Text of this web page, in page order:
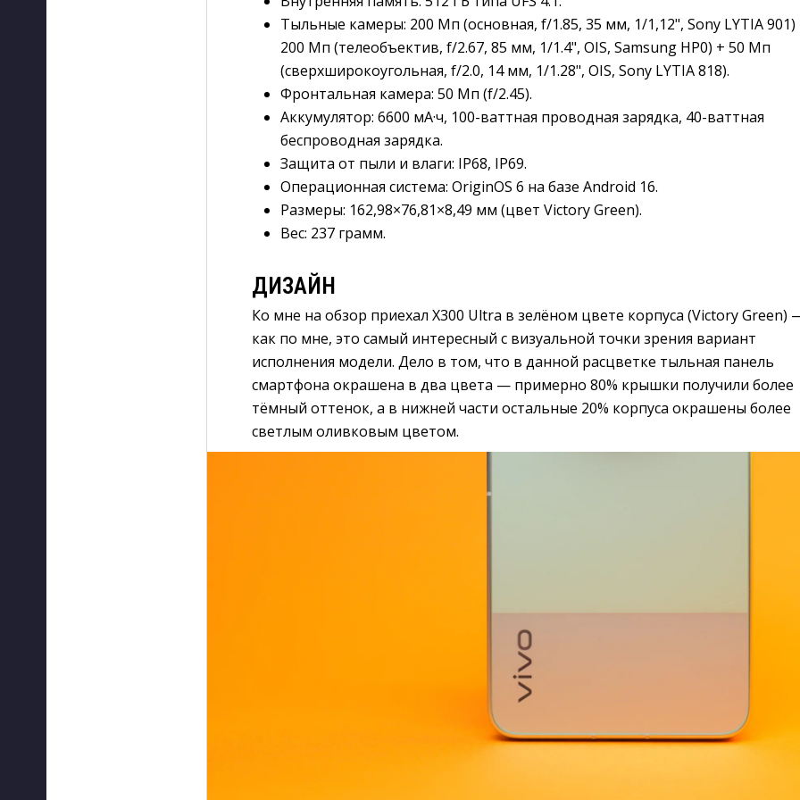
Тыльные камеры: 200 Мп (основная, f/1.85, 35 мм, 1/1,12", Sony LYTIA 901)
200 Мп (телеобъектив, f/2.67, 85 мм, 1/1.4", OIS, Samsung HP0) + 50 Мп
(сверхширокоугольная, f/2.0, 14 мм, 1/1.28", OIS, Sony LYTIA 818).
Фронтальная камера: 50 Мп (f/2.45).
Аккумулятор: 6600 мА·ч, 100-ваттная проводная зарядка, 40-ваттная
беспроводная зарядка.
Защита от пыли и влаги: IP68, IP69.
Операционная система: OriginOS 6 на базе Android 16.
Размеры: 162,98×76,81×8,49 мм (цвет Victory Green).
Вес: 237 грамм.
ДИЗАЙН
Ко мне на обзор приехал X300 Ultra в зелёном цвете корпуса (Victory Green)
как по мне, это самый интересный с визуальной точки зрения вариант
исполнения модели. Дело в том, что в данной расцветке тыльная панель
смартфона окрашена в два цвета — примерно 80% крышки получили более
тёмный оттенок, а в нижней части остальные 20% корпуса окрашены более
светлым оливковым цветом.